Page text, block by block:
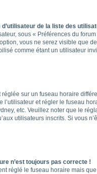
de la liste des
sous « Préférences du
vous ne serez visible que
comme étant un utilisateur
réglée sur un fuseau horaire
et régler le fuseau
etc. Veuillez noter que le
utilisateurs inscrits. Si vous
n’est toujours pas correcte !
réglé le fuseau horaire mais